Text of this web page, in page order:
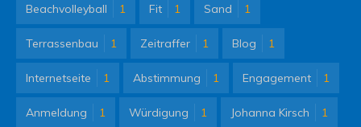
Beachvolleyball 1 Fit 1 Sand 1
Terrassenbau 1 Zeitraffer 1 Blog 1
Internetseite 1 Abstimmung 1 Engagement 1
Anmeldung 1 Würdigung 1 Johanna Kirsch 1